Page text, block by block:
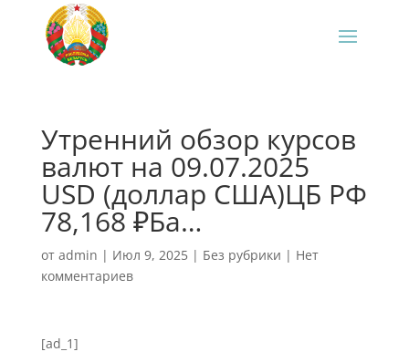
Утренний обзор курсов
валют на 09.07.2025
USD (доллар США)ЦБ РФ
78,168 ₽Ба…
от admin | Июл 9, 2025| Без рубрики | Нет
комментариев
[ad_1]